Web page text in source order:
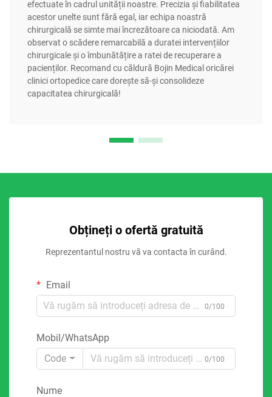
efectuate în cadrul unității noastre. Precizia și fiabilitatea
acestor unelte sunt fără egal, iar echipa noastră
chirurgicală se simte mai încrezătoare ca niciodată. Am
observat o scădere remarcabilă a duratei intervențiilor
chirurgicale și o îmbunătățire a ratei de recuperare a
pacienților. Recomand cu căldură Bojin Medical oricărei
clinici ortopedice care dorește să-și consolideze
capacitatea chirurgicală!
Obțineți o ofertă gratuită
Reprezentantul nostru vă va contacta în curând.
Email
0/100
Mobil/WhatsApp
Code
0/100
Nume